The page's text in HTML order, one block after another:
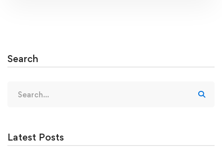
Search
for:
Latest Posts